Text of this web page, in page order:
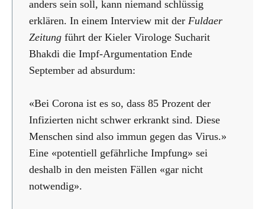
anders sein soll, kann niemand schlüssig
erklären. In einem Interview mit der Fuldaer
Zeitung führt der Kieler Virologe Sucharit
Bhakdi die Impf-Argumentation Ende
September ad absurdum:
«Bei Corona ist es so, dass 85 Prozent der
Infizierten nicht schwer erkrankt sind. Diese
Menschen sind also immun gegen das Virus.»
Eine «potentiell gefährliche Impfung» sei
deshalb in den meisten Fällen «gar nicht
notwendig».